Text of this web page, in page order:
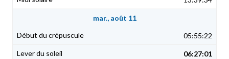
mar., août 11
05:55:22
06:27:01